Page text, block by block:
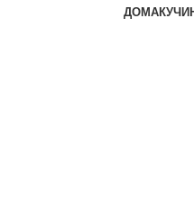
ДОМА